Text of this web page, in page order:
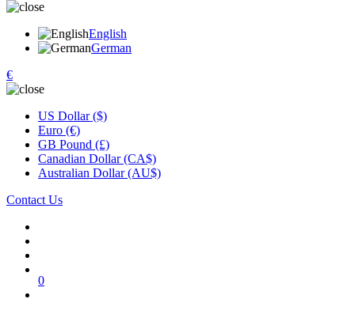
English
German
€
US Dollar ($)
Euro (€)
GB Pound (£)
Canadian Dollar (CA$)
Australian Dollar (AU$)
Contact Us
0